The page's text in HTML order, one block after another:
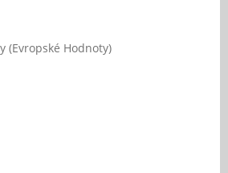
(Evropské Hodnoty)